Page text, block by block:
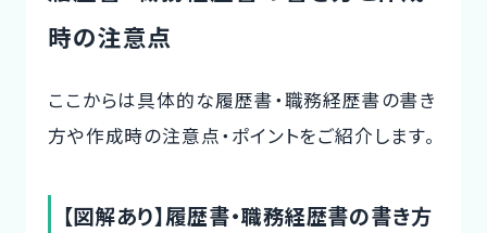
時の注意点
ここからは具体的な履歴書・職務経歴書の書き
方や作成時の注意点・ポイントをご紹介します。
【図解あり】履歴書・職務経歴書の書き方